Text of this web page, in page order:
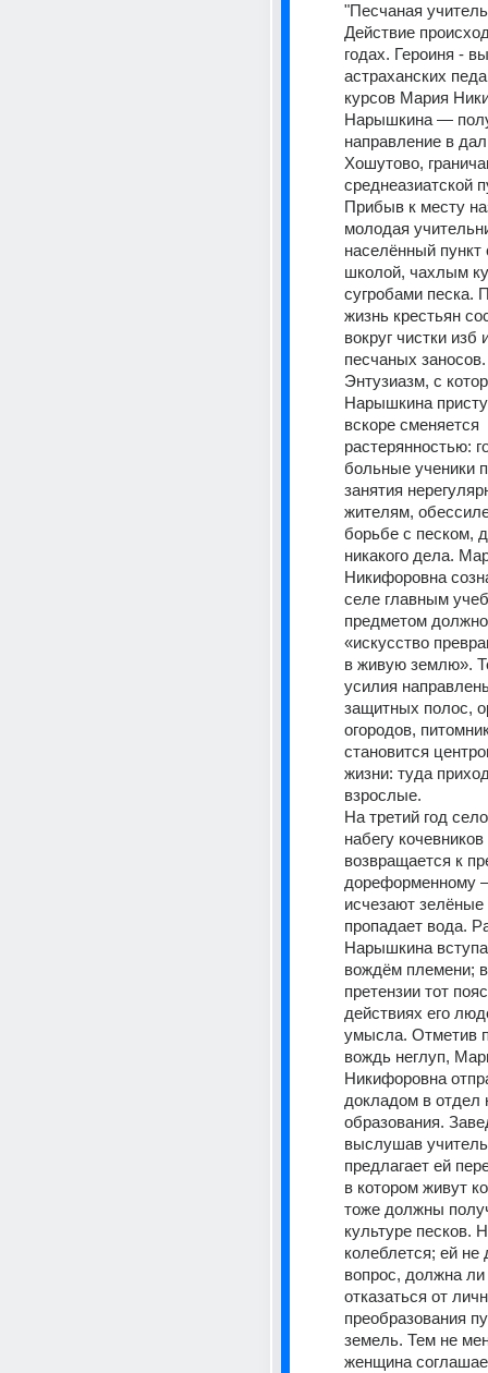
"Песчаная
Действие
годах. Героиня -
астраханских
курсов Мария
Нарышкина —
направление в
Хошутово,
среднеазиатской
Прибыв к месту
молодая
населённый пункт
школой, чахлым
сугробами песка.
жизнь крестьян
вокруг чистки изб
песчаных
Энтузиазм, с
Нарышкина
вскоре сменяется
растерянностью:
больные ученики
занятия
жителям,
борьбе с песком,
никакого дела.
Никифоровна
селе главным
предметом
«искусство
в живую землю».
усилия
защитных полос,
огородов,
становится
жизни: туда
взрослые.
На третий год
набегу кочевников
возвращается к
дореформенному
исчезают
пропадает вода.
Нарышкина
вождём племени;
претензии тот
действиях его
умысла. Отметив
вождь неглуп,
Никифоровна
докладом в отдел
образования.
выслушав
предлагает ей
в котором живут
тоже должны
культуре песков.
колеблется; ей не
вопрос, должна ли
отказаться от
преобразования
земель. Тем не
женщина